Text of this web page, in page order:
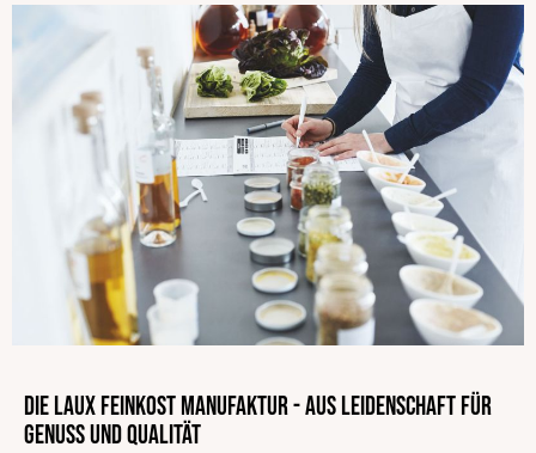
Die LAUX Feinkost Manufaktur - Aus Leidenschaft für
Genuss und Qualität